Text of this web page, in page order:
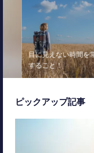
目に見えない時間を常
すること！
ピックアップ記事